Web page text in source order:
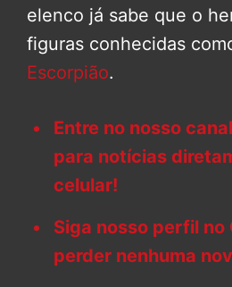
elenco já sabe que o
figuras conhecidas
Escorpião.
Entre no nosso
para notícias
celular!
Siga nosso perfil no
perder nenhuma